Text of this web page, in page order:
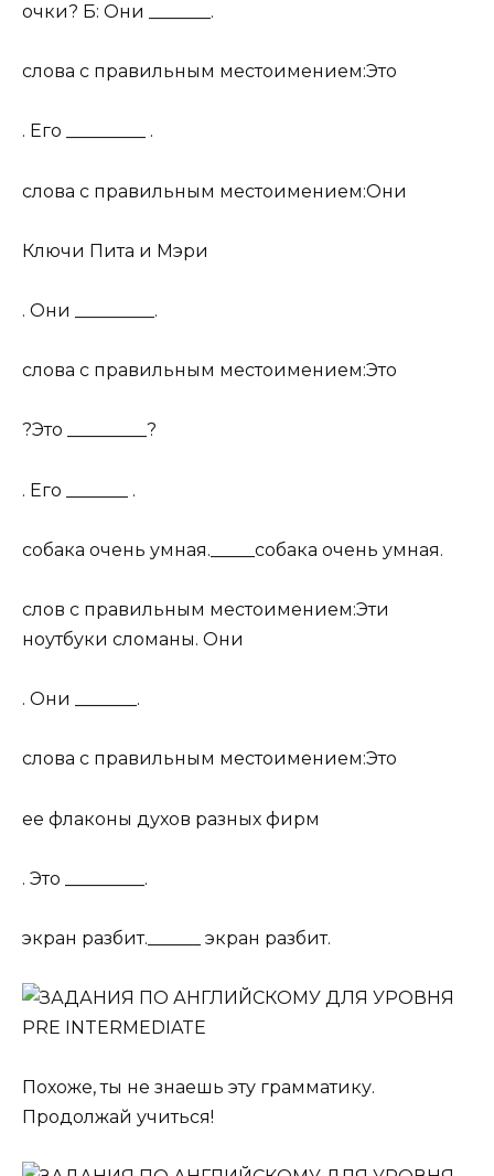
очки? Б: Они _______.
слова с правильным местоимением:Это
. Его _________ .
слова с правильным местоимением:Они
Ключи Пита и Мэри
. Они _________.
слова с правильным местоимением:Это
?Это _________?
. Его _______ .
собака очень умная._____собака очень умная.
слов с правильным местоимением:Эти
ноутбуки сломаны. Они
. Они _______.
слова с правильным местоимением:Это
ее флаконы духов разных фирм
. Это _________.
экран разбит.______ экран разбит.
Похоже, ты не знаешь эту грамматику.
Продолжай учиться!